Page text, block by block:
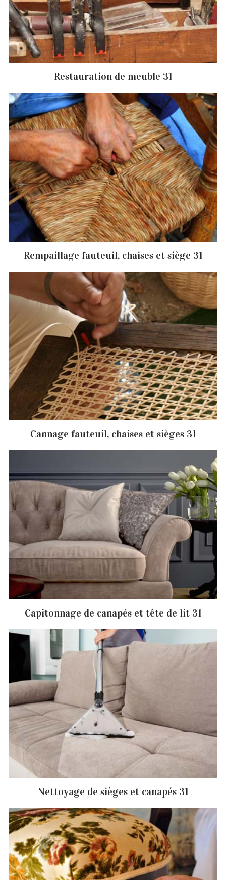
Restauration de meuble 31
Rempaillage fauteuil, chaises et siège 31
Cannage fauteuil, chaises et sièges 31
Capitonnage de canapés et tête de lit 31
Nettoyage de sièges et canapés 31